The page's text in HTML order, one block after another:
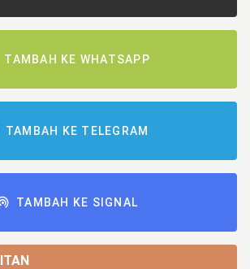
TAMBAH KE WHATSAPP
TAMBAH KE TELEGRAM
TAMBAH KE SIGNAL